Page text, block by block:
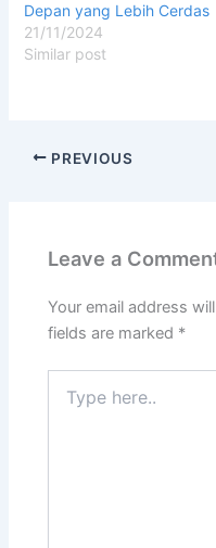
Depan yang Lebih Cerdas
21/11/2024
Similar post
PREVIOUS
Leave a
Your email address
fields are marked *
here..